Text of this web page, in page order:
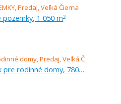
1 050 m2
Predaj, pozemok pre rodinné domy, 780 m